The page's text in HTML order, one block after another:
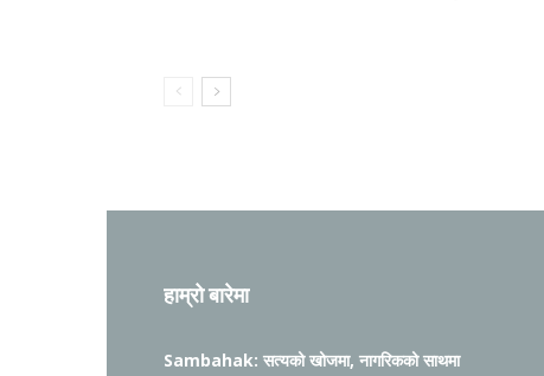
हाम्रो बारेमा
Sambahak: सत्यको खोजमा, नागरिकको साथमा